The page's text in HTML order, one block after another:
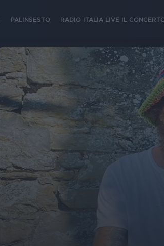
PALINSESTO RADIO ITALIA LIVE IL